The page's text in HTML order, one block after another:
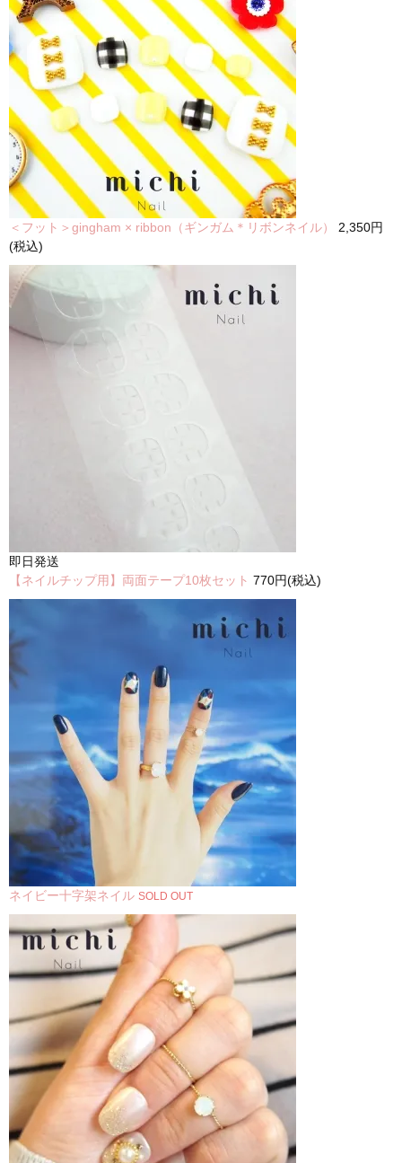
＜フット＞gingham × ribbon（ギンガム＊リボンネイル） 2,350円
(税込)
即日発送
【ネイルチップ用】両面テープ10枚セット 770円(税込)
ネイビー十字架ネイル SOLD OUT